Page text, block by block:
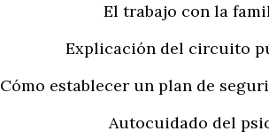
El trabajo con la
Explicación del circuito
Cómo establecer un plan de
Autocuidado del